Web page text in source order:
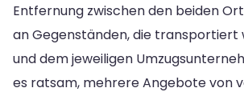
Entfernung zwischen den beiden
an Gegenständen, die transportiert
und dem jeweiligen
es ratsam, mehrere Angebote von